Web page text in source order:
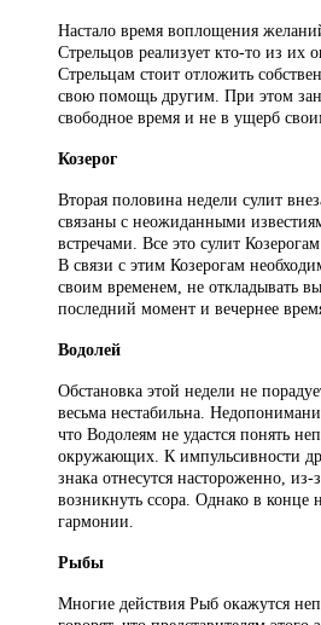
Настало время воплощения
Стрельцов реализует кто-то из их
Стрельцам стоит отложить
свою помощь другим. При этом
свободное время и не в ущерб
Козерог
Вторая половина недели сулит
связаны с неожиданными
встречами. Все это сулит
В связи с этим Козерогам
своим временем, не откладывать
последний момент и вечернее
Водолей
Обстановка этой недели не
весьма нестабильна.
что Водолеям не удастся понять
окружающих. К импульсивности
знака отнесутся настороженно,
возникнуть ссора. Однако в конце
гармонии.
Рыбы
Многие действия Рыб окажутся